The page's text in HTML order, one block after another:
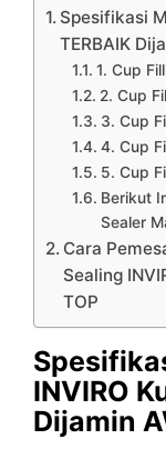
Spesifikasi
TERBAIK
1. Cup
2. Cup
3. Cup
4. Cup
5. Cup
Berikut
Sealer
Cara
Sealing
TOP
INVIRO
Dijamin